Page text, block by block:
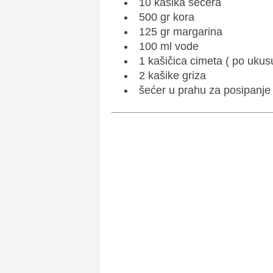
10 kašika šećera
500 gr kora
125 gr margarina
100 ml vode
1 kašičica cimeta ( po
2 kašike griza
šećer u prahu za posipanje